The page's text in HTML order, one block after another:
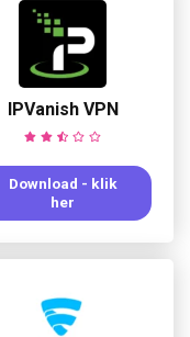
IPVanish VPN
Download - klik
her